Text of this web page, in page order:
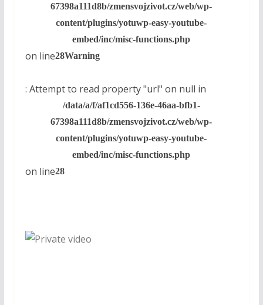
67398a111d8b/zmensvojzivot.cz/web/wp-
content/plugins/yotuwp-easy-youtube-
embed/inc/misc-functions.php
on line28Warning
: Attempt to read property "url" on null in
/data/a/f/af1cd556-136e-46aa-bfb1-
67398a111d8b/zmensvojzivot.cz/web/wp-
content/plugins/yotuwp-easy-youtube-
embed/inc/misc-functions.php
on line28